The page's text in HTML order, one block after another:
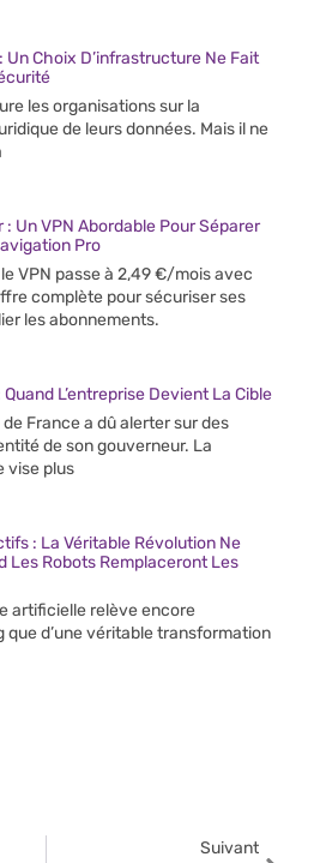
Un Choix D’infrastructure Ne Fait
les organisations sur la
de leurs données. Mais il ne
Un VPN Abordable Pour Séparer
Pro
VPN passe à 2,49 €/mois avec
complète pour sécuriser ses
les abonnements.
L’entreprise Devient La Cible
France a dû alerter sur des
de son gouverneur. La
vise plus
: La Véritable Révolution Ne
Les Robots Remplaceront Les
artificielle relève encore
d’une véritable transformation
Suivant